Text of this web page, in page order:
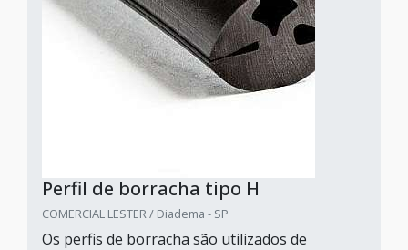
Perfil de borracha tipo H
COMERCIAL LESTER / Diadema - SP
Os perfis de borracha são utilizados de